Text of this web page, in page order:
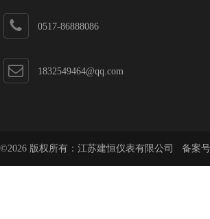
0517-86888086
1832549464@qq.com
©2026 版权所有：江苏建恒仪表有限公司 备案号